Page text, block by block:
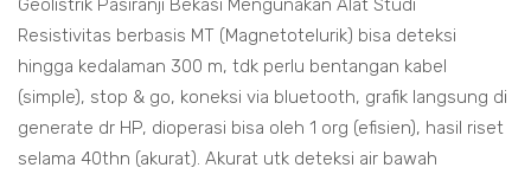
Geolistrik Pasiranji Bekasi Mengunakan Alat Studi
Resistivitas berbasis MT (Magnetotelurik) bisa deteksi
hingga kedalaman 300 m, tdk perlu bentangan kabel
(simple), stop & go, koneksi via bluetooth, grafik langsung di
generate dr HP, dioperasi bisa oleh 1 org (efisien), hasil riset
selama 40thn (akurat). Akurat utk deteksi air bawah